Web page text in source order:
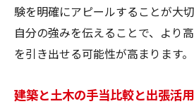
験を明確にアピールすることが大
自分の強みを伝えることで、より
を引き出せる可能性が高まります。
建築と土木の手当比較と出張活